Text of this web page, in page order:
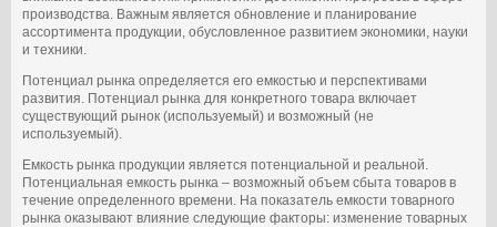
производства. Важным является обновление и планирование
ассортимента продукции, обусловленное развитием экономики, науки
и техники.
Потенциал рынка определяется его емкостью и перспективами
развития. Потенциал рынка для конкретного товара включает
существующий рынок (используемый) и возможный (не
используемый).
Емкость рынка продукции является потенциальной и реальной.
Потенциальная емкость рынка – возможный объем сбыта товаров в
течение определенного времени. На показатель емкости товарного
рынка оказывают влияние следующие факторы: изменение товарных